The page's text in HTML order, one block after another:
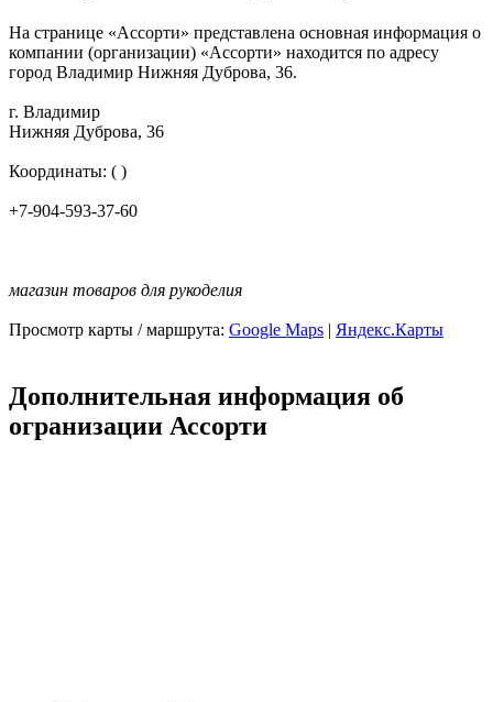
На странице «Ассорти» представлена основная информация о
компании (организации) «Ассорти» находится по адресу
город Владимир Нижняя Дуброва, 36.
г. Владимир
Нижняя Дуброва, 36
Координаты: ( )
+7-904-593-37-60
магазин товаров для рукоделия
Просмотр карты / маршрута: Google Maps | Яндекс.Карты
Дополнительная информация об
огранизации Ассорти